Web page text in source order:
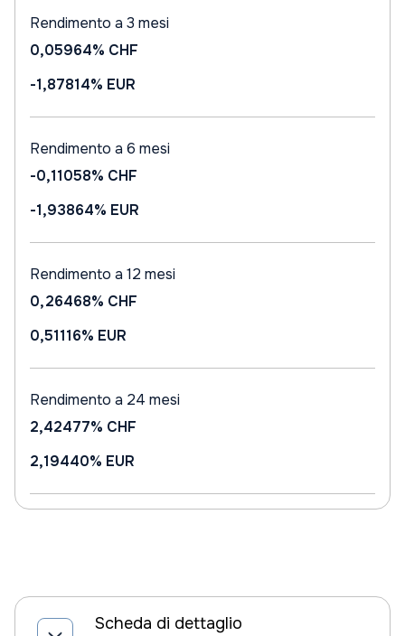
Rendimento a 3 mesi
0,05964% CHF
-1,87814% EUR
Rendimento a 6 mesi
-0,11058% CHF
-1,93864% EUR
Rendimento a 12 mesi
0,26468% CHF
0,51116% EUR
Rendimento a 24 mesi
2,42477% CHF
2,19440% EUR
Scheda di dettaglio